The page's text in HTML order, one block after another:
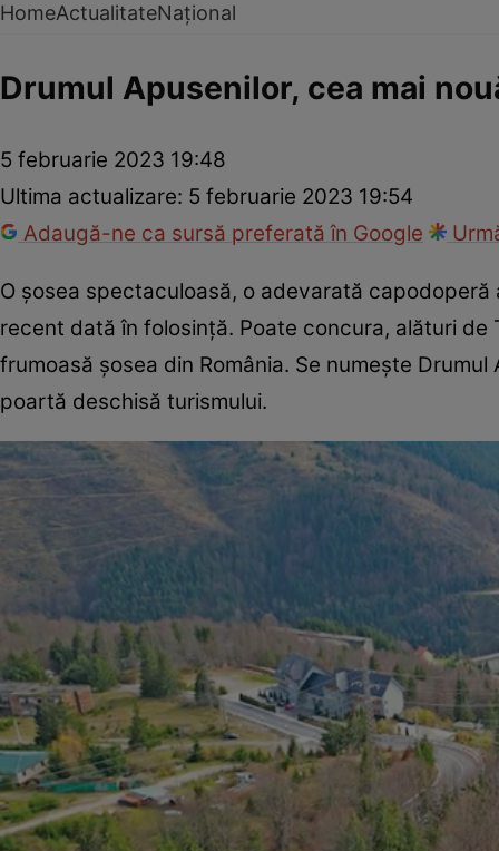
HomeActualitateNațional
Drumul Apusenilor, cea mai
5 februarie 2023 19:48
Ultima actualizare: 5 februarie 2023 19:54
Adaugă-ne ca sursă preferată în Google
O şosea spectaculoasă, o adevarată
recent dată în folosinţă. Poate concura, alături de
frumoasă şosea din România. Se numeşte
poartă deschisă turismului.